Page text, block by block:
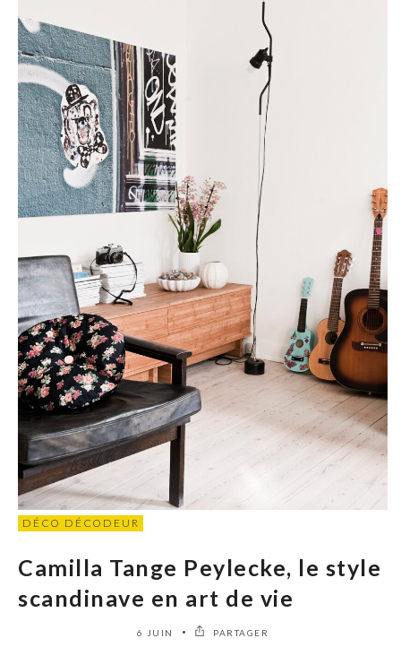
DÉCO DÉCODEUR
Camilla Tange Peylecke, le style
scandinave en art de vie
6 JUIN PARTAGER